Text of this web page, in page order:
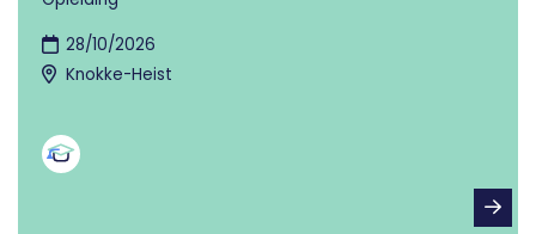
28/10/2026
Knokke-Heist